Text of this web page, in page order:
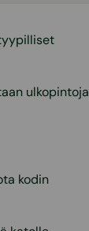
ulkopintoja
kodin